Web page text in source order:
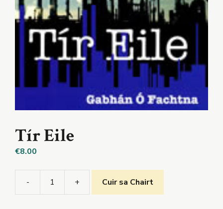
Tír Eile
€8.00
- + Cuir sa Chairt